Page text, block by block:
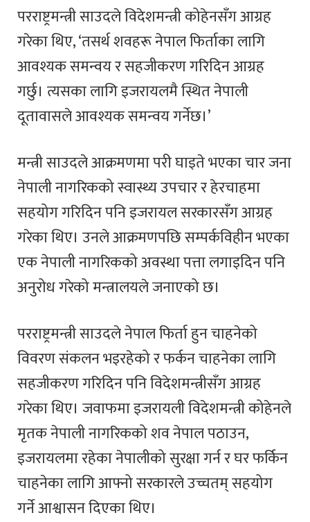
परराष्ट्रमन्त्री साउदले विदेशमन्त्री कोहेनसँग आग्रह
गरेका थिए, ‘तसर्थ शवहरू नेपाल फिर्ताका लागि
आवश्यक समन्वय र सहजीकरण गरिदिन आग्रह
गर्छु। त्यसका लागि इजरायलमै स्थित नेपाली
दूतावासले आवश्यक समन्वय गर्नेछ।’
मन्त्री साउदले आक्रमणमा परी घाइते भएका चार जना
नेपाली नागरिकको स्वास्थ्य उपचार र हेरचाहमा
सहयोग गरिदिन पनि इजरायल सरकारसँग आग्रह
गरेका थिए। उनले आक्रमणपछि सम्पर्कविहीन भएका
एक नेपाली नागरिकको अवस्था पत्ता लगाइदिन पनि
अनुरोध गरेको मन्त्रालयले जनाएको छ।
परराष्ट्रमन्त्री साउदले नेपाल फिर्ता हुन चाहनेको
विवरण संकलन भइरहेको र फर्कन चाहनेका लागि
सहजीकरण गरिदिन पनि विदेशमन्त्रीसँग आग्रह
गरेका थिए। जवाफमा इजरायली विदेशमन्त्री कोहेनले
मृतक नेपाली नागरिकको शव नेपाल पठाउन,
इजरायलमा रहेका नेपालीको सुरक्षा गर्न र घर फर्किन
चाहनेका लागि आफ्नो सरकारले उच्चतम् सहयोग
गर्ने आश्वासन दिएका थिए।